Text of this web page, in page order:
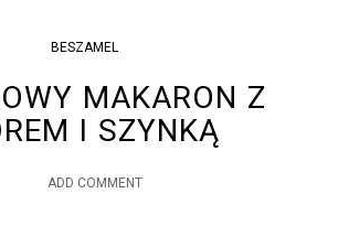
BESZAMEL
MAKARON Z
I SZYNKĄ
ADD COMMENT